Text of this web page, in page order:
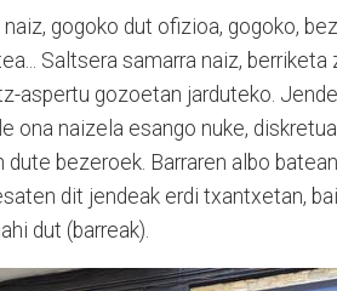
gogoko dut ofizioa, gogoko,
Saltsera samarra naiz, berriketa
aspertu gozoetan jarduteko.
ona naizela esango nuke,
bezeroek. Barraren albo
dit jendeak erdi txantxetan,
dut (barreak).